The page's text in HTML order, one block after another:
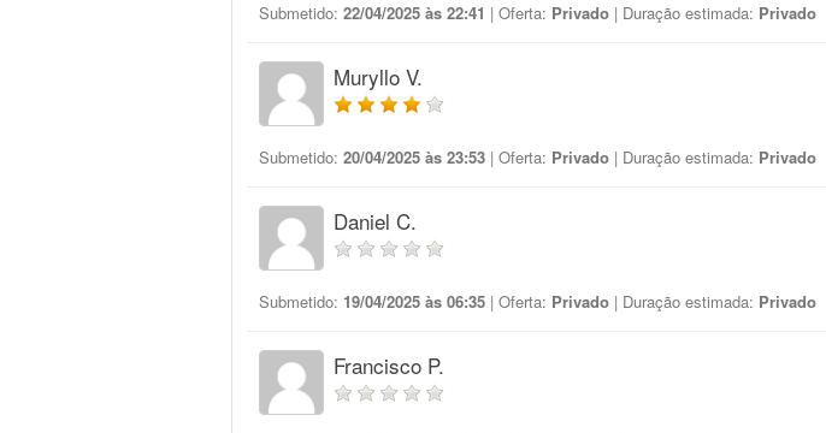
Submetido: 22/04/2025 às 22:41 | Oferta: Privado | Duração estimada: Privado
Muryllo V.
Submetido: 20/04/2025 às 23:53 | Oferta: Privado | Duração estimada: Privado
Daniel C.
Submetido: 19/04/2025 às 06:35 | Oferta: Privado | Duração estimada: Privado
Francisco P.